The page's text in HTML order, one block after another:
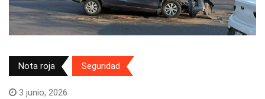
Nota roja Seguridad
3 junio, 2026